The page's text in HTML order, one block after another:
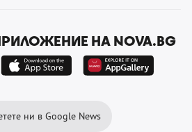
НА NOVA.BG
ни в Google News